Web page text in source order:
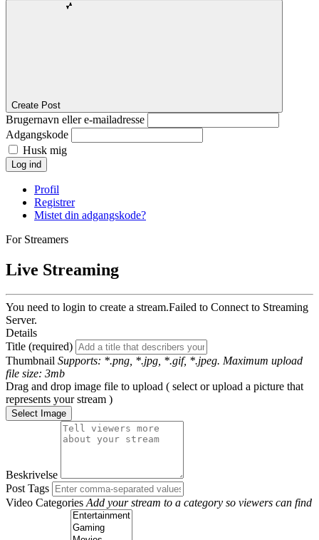
Create Post
Brugernavn eller e-mailadresse
Adgangskode
Husk mig
Log ind
Profil
Registrer
Mistet din adgangskode?
For Streamers
Live Streaming
You need to login to create a stream.Failed to Connect to Streaming
Server.
Details
Title (required)
Thumbnail Supports: *.png, *.jpg, *.gif, *.jpeg. Maximum upload
file size: 3mb
Drag and drop image file to upload ( select or upload a picture that
represents your stream )
Select Image
Beskrivelse
Post Tags
Video Categories Add your stream to a category so viewers can find